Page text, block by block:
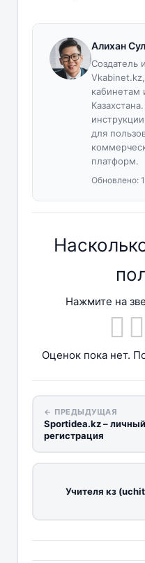
Алихан
Создатель
кабинетам
для
платформ.
Обновлено:
Нажмите на
Оценок пока нет.
← ПРЕДЫДУЩАЯ
Sportidea.kz –
регистрация
Учителя кз